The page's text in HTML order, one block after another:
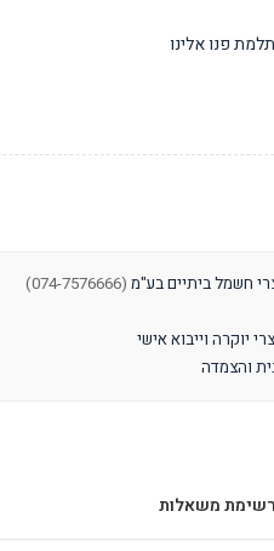
פנו אלינו
חשמל ביתיים בע"מ (074-7576666)
משאלות